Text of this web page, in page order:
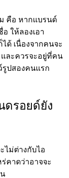
คือ หากแบรนด์
ให้ลองเอา
ด้ เนื่องจากคนจะ
และควรจะอยู่ที่คน
รูปสองคนแรก
ดรอยด์ยัง
ไม่ต่างกับไอ
คาดว่าอาจจะ